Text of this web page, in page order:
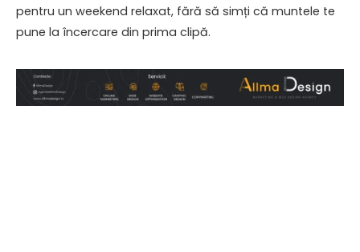
pentru un weekend relaxat, fără să simți că muntele te
pune la încercare din prima clipă.